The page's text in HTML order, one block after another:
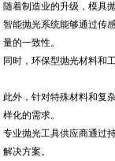
随着制造业的升级，模具
智能抛光系统能够通过传
量的一致性。
同时，环保型抛光材料和
此外，针对特殊材料和复
样化的需求。
专业抛光工具供应商通过
解决方案。